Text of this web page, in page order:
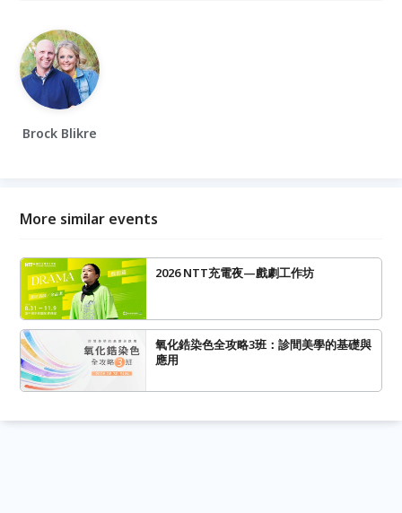
Brock Blikre
More similar events
2026 NTT充電夜—戲劇工作坊
氧化鋯染色全攻略3班：診間美學的基礎與
應用